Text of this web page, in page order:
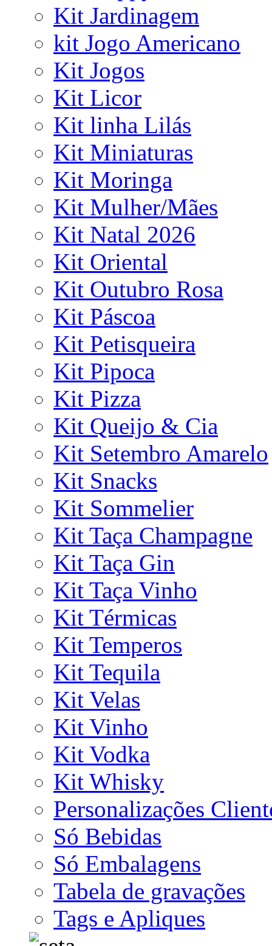
Kit Jardinagem
kit Jogo Americano
Kit Jogos
Kit Licor
Kit linha Lilás
Kit Miniaturas
Kit Moringa
Kit Mulher/Mães
Kit Natal 2026
Kit Oriental
Kit Outubro Rosa
Kit Páscoa
Kit Petisqueira
Kit Pipoca
Kit Pizza
Kit Queijo & Cia
Kit Setembro Amarelo
Kit Snacks
Kit Sommelier
Kit Taça Champagne
Kit Taça Gin
Kit Taça Vinho
Kit Térmicas
Kit Temperos
Kit Tequila
Kit Velas
Kit Vinho
Kit Vodka
Kit Whisky
Personalizações
Só Bebidas
Só Embalagens
Tabela de gravações
Tags e Apliques